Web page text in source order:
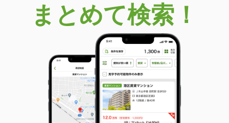
まとめて検索！